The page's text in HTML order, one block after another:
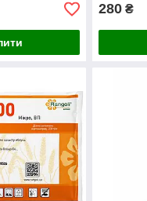
280 ₴